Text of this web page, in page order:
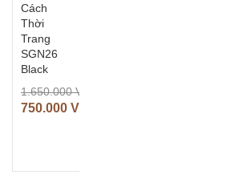
Cách
Thời
Trang
SGN26
Black
1.650.000VNĐ
750.000 VNĐ